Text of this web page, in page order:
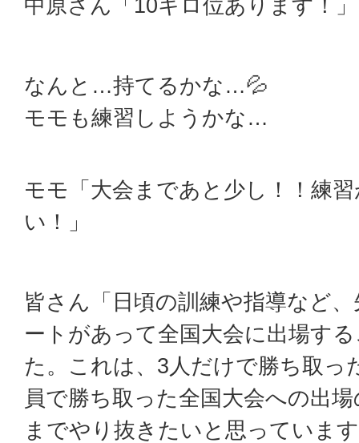
なんと…持てるかな…💦
モモも練習しようかな…
モモ「大会まであと少し！！練
い！」
皆さん「日頃の訓練や指導など
ートがあって全国大会に出場す
た。これは、3人だけで勝ち取っ
員で勝ち取った全国大会への出
までやり抜きたいと思っていま